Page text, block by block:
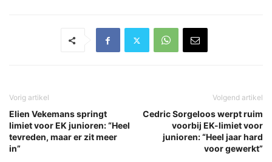
Vorig artikel
Elien Vekemans springt
limiet voor EK junioren: “Heel
tevreden, maar er zit meer
in”
Volgend artikel
Cedric Sorgeloos werpt ruim
voorbij EK-limiet voor
junioren: “Heel jaar hard
voor gewerkt”